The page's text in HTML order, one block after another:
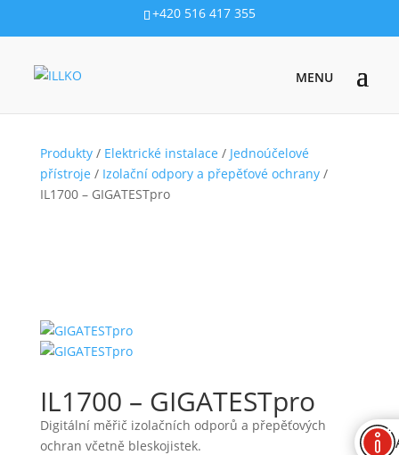
+420 516 417 355
Produkty/ Elektrické instalace / Jednoúčelové
přístroje / Izolační odpory a přepěťové ochrany/
IL1700 – GIGATESTpro
IL1700 – GIGATESTpro
Digitální měřič izolačních odporů a přepěťových
ochran včetně bleskojistek.